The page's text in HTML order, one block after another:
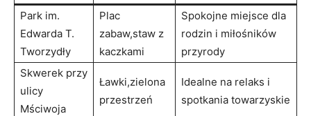
Park im.
Edwarda T.
Tworzydły
Plac
⁣zabaw,staw z
kaczkami
Spokojne miejsce dla ​
rodzin‌ i miłośników
przyrody
Skwerek przy
ulicy
Mściwoja
Ławki,zielona
przestrzeń
Idealne na relaks i
spotkania towarzyskie